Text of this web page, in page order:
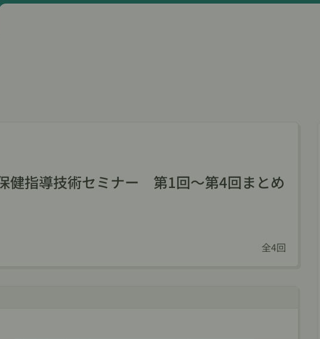
健指導技術セミナー 第1回～第4回まとめ
全4回